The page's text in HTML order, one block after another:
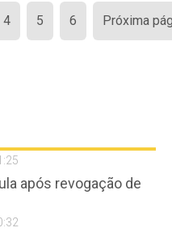
4 5 6 Próxima
após revogação de